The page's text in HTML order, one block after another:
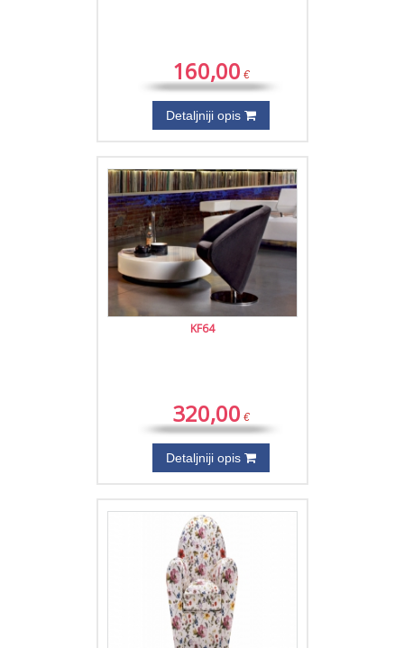
160,00 €
Detaljniji opis
KF64
320,00 €
Detaljniji opis